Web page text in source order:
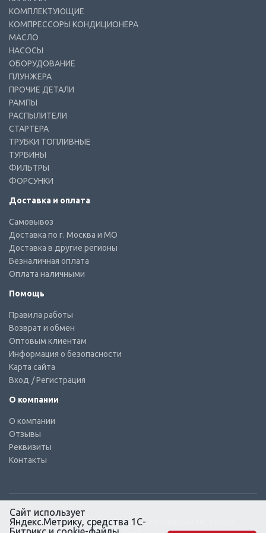
КОМПЛЕКТУЮЩИЕ
КОМПРЕССОРЫ КОНДИЦИОНЕРА
МАСЛО
НАСОСЫ
ОБОРУДОВАНИЕ
ПЛУНЖЕРА
ПРОЧИЕ ДЕТАЛИ
РАМПЫ
РАСПЫЛИТЕЛИ
СТАРТЕРА
ТРУБКИ ТОПЛИВНЫЕ
ТУРБИНЫ
ФИЛЬТРЫ
ФОРСУНКИ
Доставка и оплата
Самовывоз
Доставка по г. Москва и МО
Доставка в другие регионы
Безналичная оплата
Оплата наличными
Помощь
Правила работы
Возврат и обмен
Оптовым клиентам
Информация о безопасности
Карта сайта
Вход / Регистрация
О компании
О компании
Отзывы
Реквизиты
Контакты
© КТС-Дизель – Комплектующие к топливным системам
Все права защищены, 2003 – 2025
Сайт использует
Яндекс.Метрику, средства 1С-